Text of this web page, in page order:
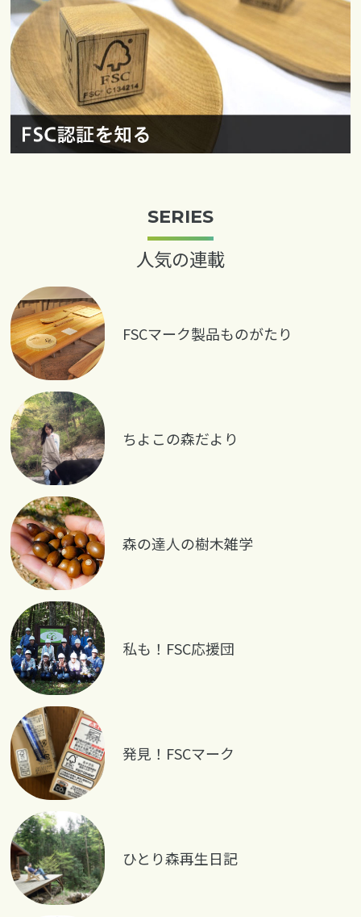
SERIES
人気の連載
FSCマーク製品ものがたり
ちよこの森だより
森の達人の樹木雑学
私も！FSC応援団
発見！FSCマーク
ひとり森再生日記